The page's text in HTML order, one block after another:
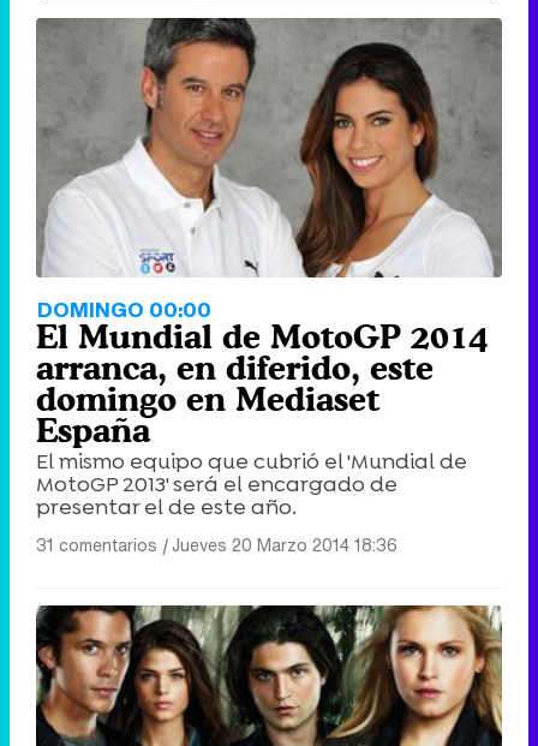
'120 Minutos' celebra sus 2.000 programas en Telemadrid con un vídeo del día a día en la redacción
DOMINGO 00:00
El Mundial de MotoGP 2014
arranca, en diferido, este
domingo en Mediaset
España
El mismo equipo que cubrió el 'Mundial de
MotoGP 2013' será el encargado de
presentar el de este año.
31 comentarios |Jueves 20 Marzo 2014 18:36